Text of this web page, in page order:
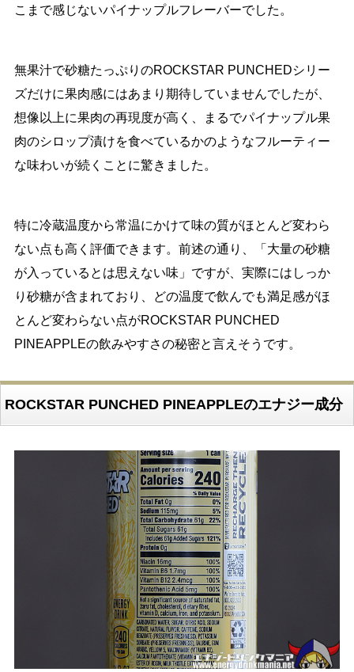
こまで感じないパイナップルフレーバーでした。
無果汁で砂糖たっぷりのROCKSTAR PUNCHEDシリー
ズだけに果肉感にはあまり期待していませんでしたが、
想像以上に果肉の再現度が高く、まるでパイナップル果
肉のシロップ漬けを食べているかのようなフルーティー
な味わいが続くことに驚きました。
特に冷蔵温度から常温にかけて味の質がほとんど変わら
ない点も高く評価できます。前述の通り、「大量の砂糖
が入っているとは思えない味」ですが、実際にはしっか
り砂糖が含まれており、どの温度で飲んでも満足感がほ
とんど変わらない点がROCKSTAR PUNCHED
PINEAPPLEの飲みやすさの秘密と言えそうです。
ROCKSTAR PUNCHED PINEAPPLEのエナジー成分